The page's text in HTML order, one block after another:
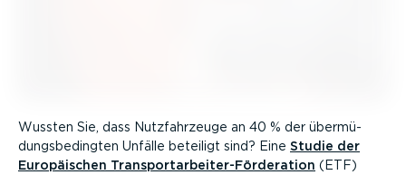
Wussten Sie, dass Nutzfahr­zeuge an 40 % der übermü­
dungs­be­dingten Unfälle beteiligt sind? Eine Studie der
Europäi­schen Trans­port­ar­bei­ter-­För­de­ration (ETF)